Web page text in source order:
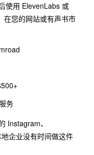
使用 ElevenLabs 或
在您的网站或有声书市
务
Instagram、
企业没有时间做这件